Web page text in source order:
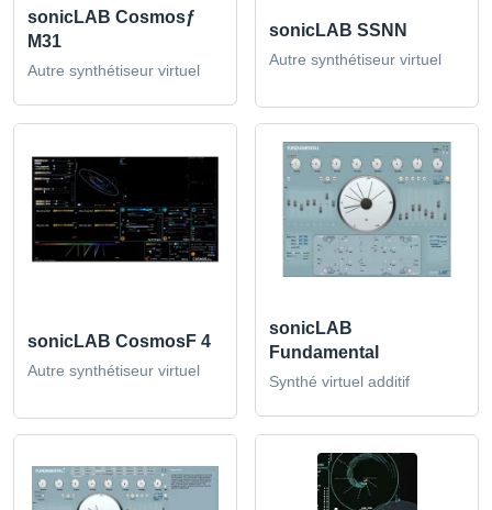
sonicLAB Cosmosƒ
M31
Autre synthétiseur virtuel
sonicLAB SSNN
Autre synthétiseur virtuel
sonicLAB CosmosF 4
Autre synthétiseur virtuel
sonicLAB
Fundamental
Synthé virtuel additif